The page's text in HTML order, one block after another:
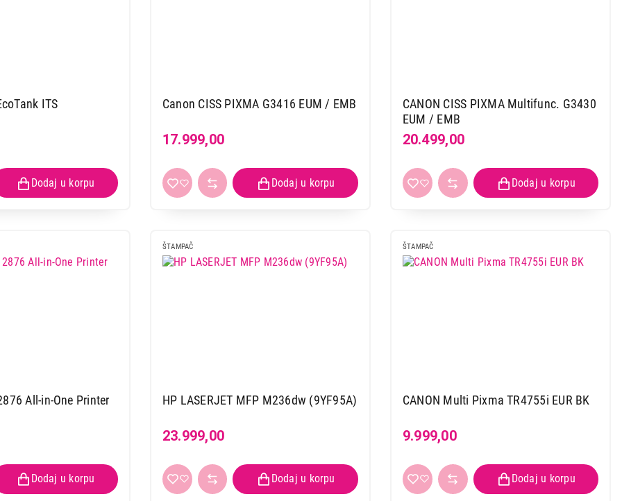
ITS Canon CISS PIXMA G3416 EUM / EMB
17.999,00
CANON CISS PIXMA Multifunc. G3430
EUM / EMB
20.499,00
All-in-One Printer
ŠTAMPAČ
HP LASERJET MFP M236dw (9YF95A)
23.999,00
ŠTAMPAČ
CANON Multi Pixma TR4755i EUR BK
9.999,00
Proizvod je dodat u korpu.
Nastavi kupovinu Završi kupovinu